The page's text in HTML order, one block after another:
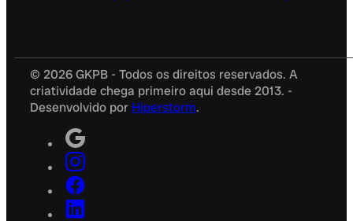
© 2026 GKPB - Todos os direitos reservados. A
criatividade chega primeiro aqui desde 2013. -
Desenvolvido por Hiperstorm.